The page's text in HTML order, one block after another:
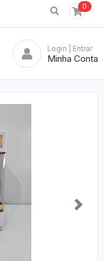
0
Login | Entrar
Minha Conta
Next